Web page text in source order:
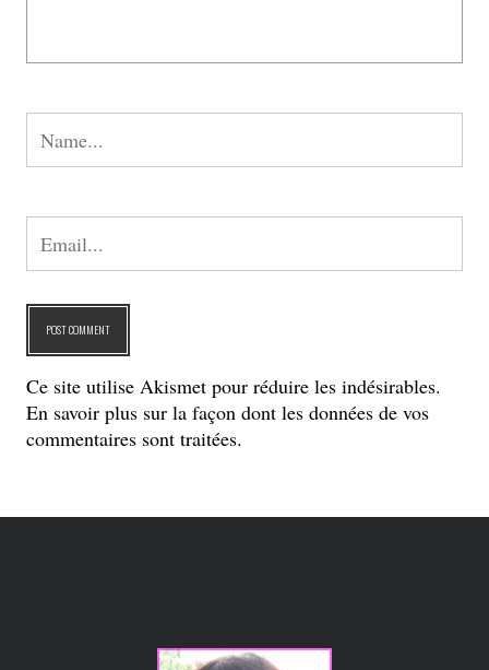
Ce site utilise Akismet pour réduire les indésirables.
En savoir plus sur la façon dont les données de vos
commentaires sont traitées.